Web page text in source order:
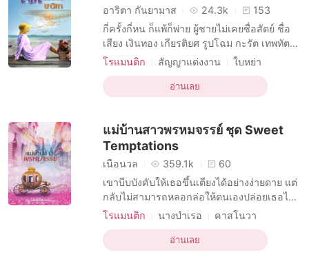
อาริตา กันยามาส 24.3k
153
กี่ครั้งกี่หน ก็แพ้ก็พ่าย ผู้ชายไม่เคยซื่อสัตย์ ชื่อ
เสียง เงินทอง เกียรติยศ รูปโฉม กะรัต เทพทัต
ไม่อาจนำมาทระนงได้ กี่คราที่ต้องแก้มือใหม่
สุดท้าย เมื่อเขาตายจากไปมิได้จบกันแค่นั้น แต่
สายน้ำผึ้ง เพื่อนสนิท คบกันมา 12 ปี กลับกลาย
โรแมนติก สัญญาแต่งงาน
ใบหย่า
ครอบครัว
โรแมนติก
คู่สามีภรรยา
อดีตภรรยา
การทรยศ
อ่านเลย
แม่บ้านสาวพรหมจรรย์ ชุด Sweet
Temptations
เนื้อนวล 359.1k
60
เขาบีบบังคับให้เธอขึ้นเตียงได้อย่างง่ายดาย แต่
กลับไม่สามารถหลอกล่อให้ตนเองปล่อยเธอไป
ได้... คีแรน จอห์นสโตน คือผู้ชายสายดาร์ก
ปรารถนาเดียวของผู้ชายเถื่อนคนนี้ก็คือการได้
ครอบครองสาวใช้ของตนเอง เขายอมทำทุก
โรแมนติก นางบำเรอ
คาสโนวา
บทบาทที่เป็นชายหล่อ
บทบาทที่มีเสน่ห์ ชาย
โรแมนติก
อ่านเลย